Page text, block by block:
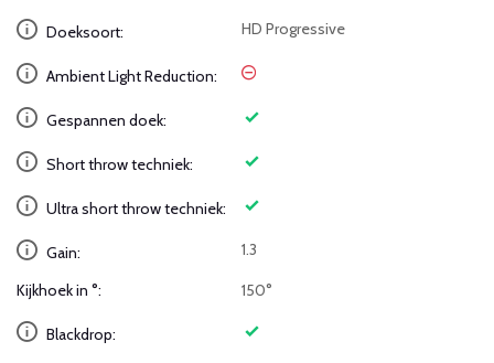
Doeksoort: HD Progressive
Ambient Light Reduction:
Gespannen doek:
Short throw techniek:
Ultra short throw techniek:
Gain: 1.3
Kijkhoek in °: 150°
Blackdrop: